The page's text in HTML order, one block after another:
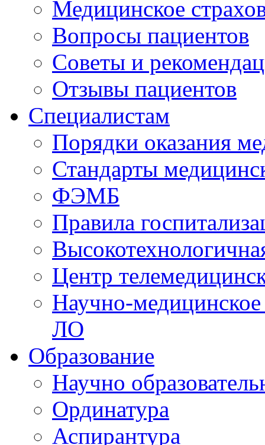
Медицинское
Вопросы пациентов
Советы и
Отзывы пациентов
Специалистам
Порядки оказания
Стандарты
ФЭМБ
Правила
Центр
Научно-
ЛО
Образование
Научно
Ординатура
Аспирантура